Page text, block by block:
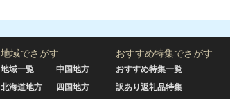
地域でさがす
地域一覧
北海道地方
中国地方
四国地方
おすすめ特集でさがす
おすすめ特集一覧
訳あり返礼品特集